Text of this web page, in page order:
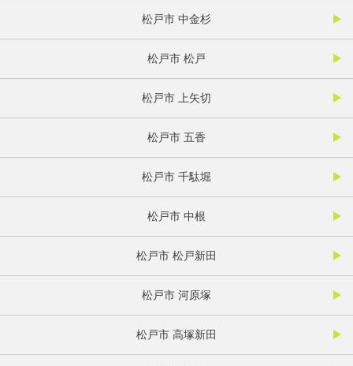
松戸市 中金杉
松戸市 松戸
松戸市 上矢切
松戸市 五香
松戸市 千駄堀
松戸市 中根
松戸市 松戸新田
松戸市 河原塚
松戸市 高塚新田